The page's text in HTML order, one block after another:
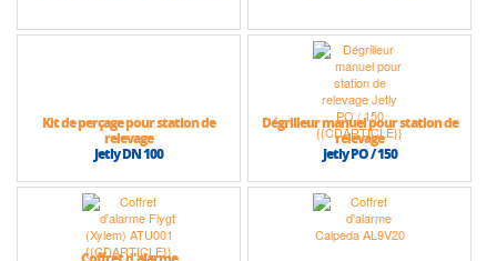
Kit de perçage pour station de
relevage
Jetly DN 100
Dégrilleur manuel pour station de
relevage
Jetly PO / 150